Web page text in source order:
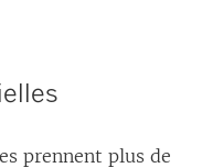
prennent plus de